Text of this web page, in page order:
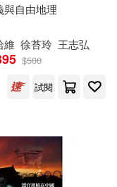
與自由地理
維 徐苔玲 王志弘
$500
試閱